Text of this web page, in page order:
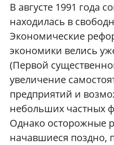
В августе 1991 года
находилась в
Экономические
экономики велись
(Первой
увеличение
предприятий и
небольших частных
Однако осторожные
начавшиеся поздно,